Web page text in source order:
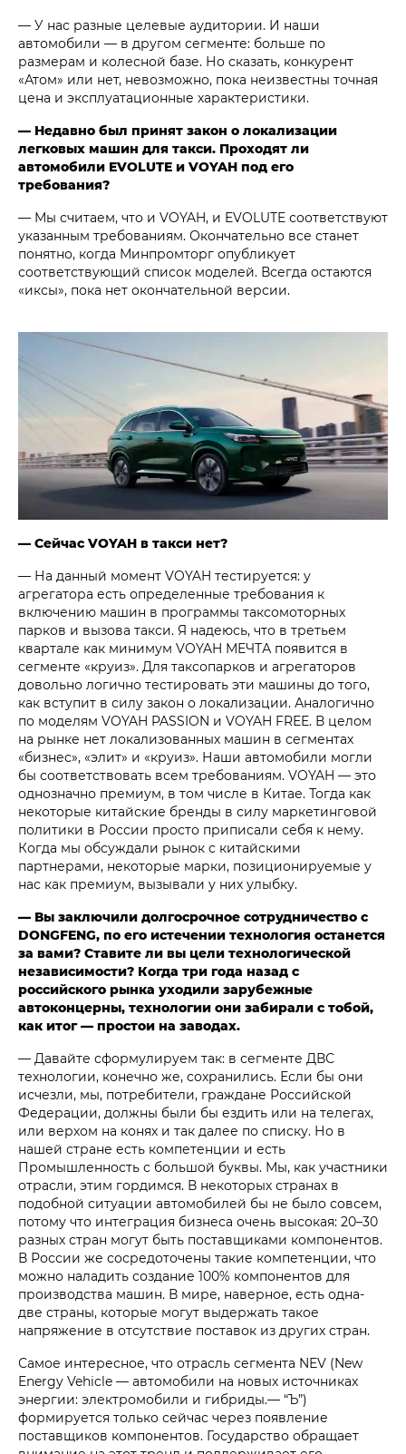
— У нас разные целевые аудитории. И наши
автомобили — в другом сегменте: больше по
размерам и колесной базе. Но сказать, конкурент
«Атом» или нет, невозможно, пока неизвестны точная
цена и эксплуатационные характеристики.
— Недавно был принят закон о локализации
легковых машин для такси. Проходят ли
автомобили EVOLUTE и VOYAH под его
требования?
— Мы считаем, что и VOYAH, и EVOLUTE соответствуют
указанным требованиям. Окончательно все станет
понятно, когда Минпромторг опубликует
соответствующий список моделей. Всегда остаются
«иксы», пока нет окончательной версии.
— Сейчас VOYAH в такси нет?
— На данный момент VOYAH тестируется: у
агрегатора есть определенные требования к
включению машин в программы таксомоторных
парков и вызова такси. Я надеюсь, что в третьем
квартале как минимум VOYAH МЕЧТА появится в
сегменте «круиз». Для таксопарков и агрегаторов
довольно логично тестировать эти машины до того,
как вступит в силу закон о локализации. Аналогично
по моделям VOYAH PASSION и VOYAH FREE. В целом
на рынке нет локализованных машин в сегментах
«бизнес», «элит» и «круиз». Наши автомобили могли
бы соответствовать всем требованиям. VOYAH — это
однозначно премиум, в том числе в Китае. Тогда как
некоторые китайские бренды в силу маркетинговой
политики в России просто приписали себя к нему.
Когда мы обсуждали рынок с китайскими
партнерами, некоторые марки, позиционируемые у
нас как премиум, вызывали у них улыбку.
— Вы заключили долгосрочное сотрудничество с
DONGFENG, по его истечении технология останется
за вами? Ставите ли вы цели технологической
независимости? Когда три года назад с
российского рынка уходили зарубежные
автоконцерны, технологии они забирали с тобой,
как итог — простои на заводах.
— Давайте сформулируем так: в сегменте ДВС
технологии, конечно же, сохранились. Если бы они
исчезли, мы, потребители, граждане Российской
Федерации, должны были бы ездить или на телегах,
или верхом на конях и так далее по списку. Но в
нашей стране есть компетенции и есть
Промышленность с большой буквы. Мы, как участники
отрасли, этим гордимся. В некоторых странах в
подобной ситуации автомобилей бы не было совсем,
потому что интеграция бизнеса очень высокая: 20–30
разных стран могут быть поставщиками компонентов.
В России же сосредоточены такие компетенции, что
можно наладить создание 100% компонентов для
производства машин. В мире, наверное, есть одна-
две страны, которые могут выдержать такое
напряжение в отсутствие поставок из других стран.
Самое интересное, что отрасль сегмента NEV (New
Energy Vehicle — автомобили на новых источниках
энергии: электромобили и гибриды.— “Ъ”)
формируется только сейчас через появление
поставщиков компонентов. Государство обращает